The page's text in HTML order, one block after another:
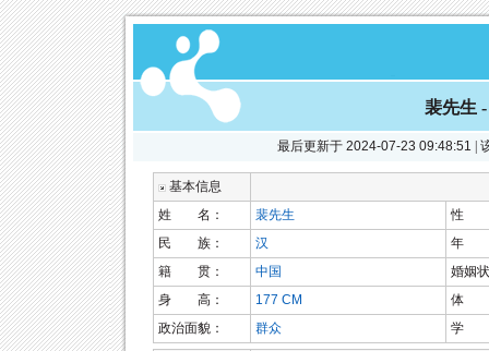
裴先生
最后更新于 2024-07-23 09:48:51 |
基本信息
姓 名：
裴先生
性
民 族：
汉
年
籍 贯：
中国
婚姻
身 高：
177 CM
体
政治面貌：
群众 学